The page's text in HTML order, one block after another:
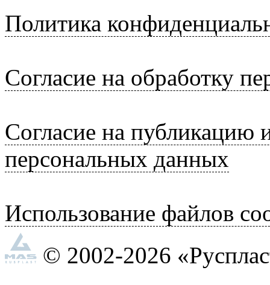
Политика
Согласие на обработку
Согласие на публикацию
персональных данных
Использование файлов
© 2002-2026